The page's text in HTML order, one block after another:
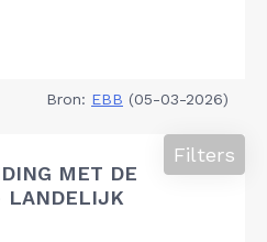
Bron: EBB (05-03-2026)
MET DE
LANDELIJK
Filters